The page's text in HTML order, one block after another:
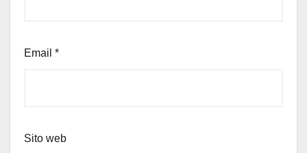
Email *
Sito web